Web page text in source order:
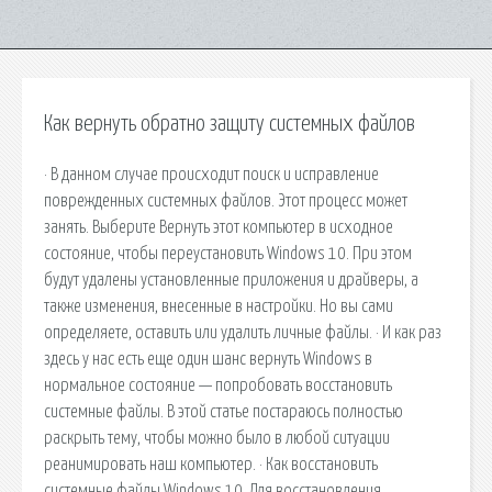
Как вернуть обратно защиту системных файлов
· В данном случае происходит поиск и исправление
поврежденных системных файлов. Этот процесс может
занять. Выберите Вернуть этот компьютер в исходное
состояние, чтобы переустановить Windows 10. При этом
будут удалены установленные приложения и драйверы, а
также изменения, внесенные в настройки. Но вы сами
определяете, оставить или удалить личные файлы. · И как раз
здесь у нас есть еще один шанс вернуть Windows в
нормальное состояние — попробовать восстановить
системные файлы. В этой статье постараюсь полностью
раскрыть тему, чтобы можно было в любой ситуации
реанимировать наш компьютер. · Как восстановить